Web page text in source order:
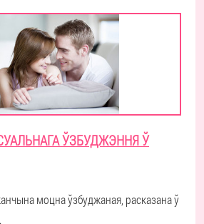
ЎЗБУДЖЭННЯ Ў
моцна ўзбуджаная, расказана ў